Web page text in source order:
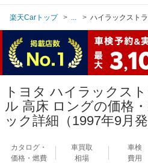
楽天Carトップ ハイラックスト
トヨタ ハイラックス
ル 高床 ロングの価格
ック詳細（1997年9月発
カタログ・
価格・燃費
車買取
相場
車検
費用